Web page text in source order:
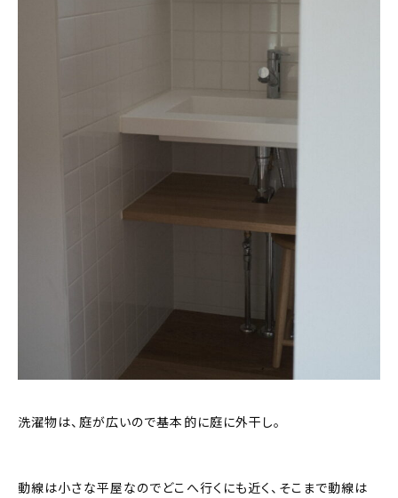
洗濯物は、庭が広いので基本的に庭に外干し。
動線は小さな平屋なのでどこへ行くにも近く、そこまで動線は